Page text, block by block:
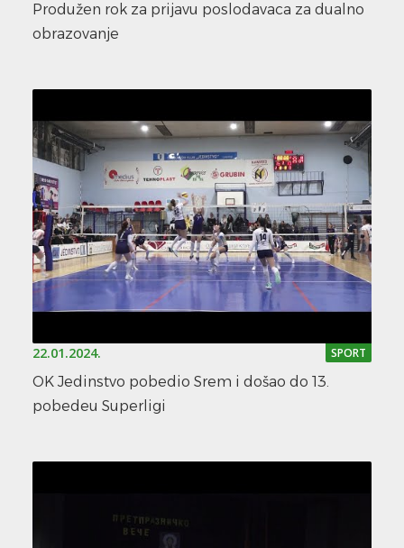
Produžen rok za prijavu poslodavaca za dualno
obrazovanje
22.01.2024. SPORT
OK Jedinstvo pobedio Srem i došao do 13.
pobedeu Superligi